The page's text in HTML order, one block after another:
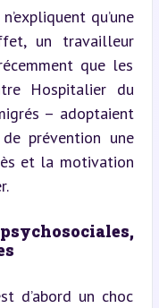
qu’une
un travailleur
que les
Hospitalier du
– adoptaient
prévention une
et la motivation
d’abord un choc